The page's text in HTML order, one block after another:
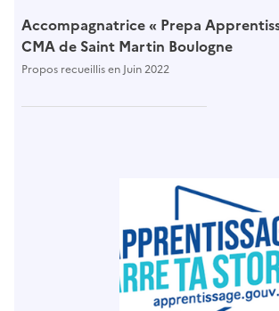
Accompagnatrice « Prepa
CMA de Saint Martin Boulogne
Propos recueillis en Juin 2022